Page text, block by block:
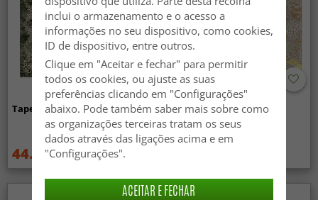
Tapete Wilton - Taknis (verde)
44.99 € 59.99 €
Tapete Wilton - Elena
(bege/dourado)
inclui o armazenamento e o acesso a
informações no seu dispositivo, como cookies,
ID de dispositivo, entre outros.
Clique em "Aceitar e fechar" para permitir
todos os cookies, ou ajuste as suas
preferências clicando em "Configurações"
abaixo. Pode também saber mais sobre como
as organizações terceiras tratam os seus
dados através das ligações acima e em
"Configurações".
ACEITAR E FECHAR